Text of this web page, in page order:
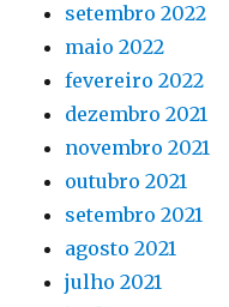
setembro 2022
maio 2022
fevereiro 2022
dezembro 2021
novembro 2021
outubro 2021
setembro 2021
agosto 2021
julho 2021